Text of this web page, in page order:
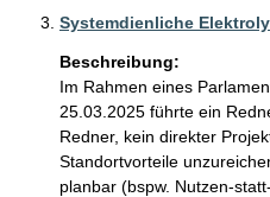
Systemdienliche
Beschreibung:
Im Rahmen eines
25.03.2025 führte ein
Redner, kein direkter
Standortvorteile
planbar (bspw. Nutzen-